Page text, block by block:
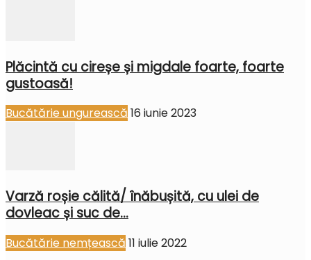
Plăcintă cu cireșe și migdale foarte, foarte
gustoasă!
Bucătărie ungurească 16 iunie 2023
Varză roșie călită/ înăbușită, cu ulei de
dovleac și suc de...
Bucătărie nemțească 11 iulie 2022